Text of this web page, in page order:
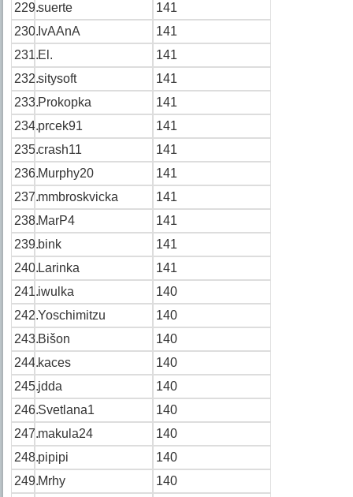
229.suerte
141
230. IvAAnA
141
231.El.
141
232.sitysoft
141
233.Prokopka
141
234.prcek91
141
235.crash11
141
236.Murphy20
141
237.mmbroskvicka
141
238.MarP4
141
239.bink
141
240.Larinka
141
241.iwulka
140
242.Yoschimitzu
140
243.Bišon
140
244.kaces
140
245.jdda
140
246.Svetlana1
140
247.makula24
140
248.pipipi
140
249.Mrhy
140